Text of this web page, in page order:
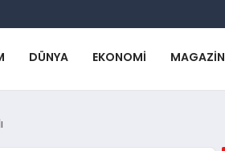
DÜNYA EKONOMI MAGAZIN